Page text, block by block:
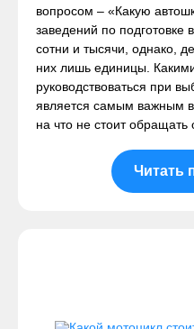
вопросом – «Какую
заведений по подготовке
сотни и тысячи, однако,
них лишь единицы.
руководствоваться при
является самым важным
на что не стоит
Читать